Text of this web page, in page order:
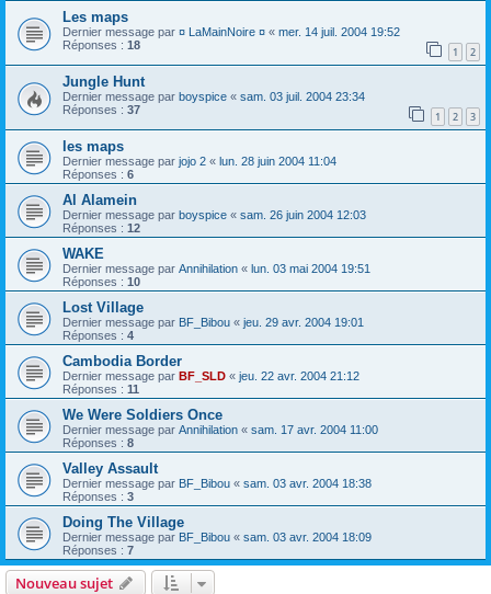
Les maps
Dernier message par ¤ LaMainNoire ¤ « mer. 14 juil. 2004 19:52
Réponses : 18 1 2
Jungle Hunt
Dernier message par boyspice « sam. 03 juil. 2004 23:34
Réponses : 37 1 2 3
les maps
Dernier message par jojo 2 « lun. 28 juin 2004 11:04
Réponses : 6
Al Alamein
Dernier message par boyspice « sam. 26 juin 2004 12:03
Réponses : 12
WAKE
Dernier message par Annihilation « lun. 03 mai 2004 19:51
Réponses : 10
Lost Village
Dernier message par BF_Bibou « jeu. 29 avr. 2004 19:01
Réponses : 4
Cambodia Border
Dernier message par BF_SLD « jeu. 22 avr. 2004 21:12
Réponses : 11
We Were Soldiers Once
Dernier message par Annihilation « sam. 17 avr. 2004 11:00
Réponses : 8
Valley Assault
Dernier message par BF_Bibou « sam. 03 avr. 2004 18:38
Réponses : 3
Doing The Village
Dernier message par BF_Bibou « sam. 03 avr. 2004 18:09
Réponses : 7
Nouveau sujet